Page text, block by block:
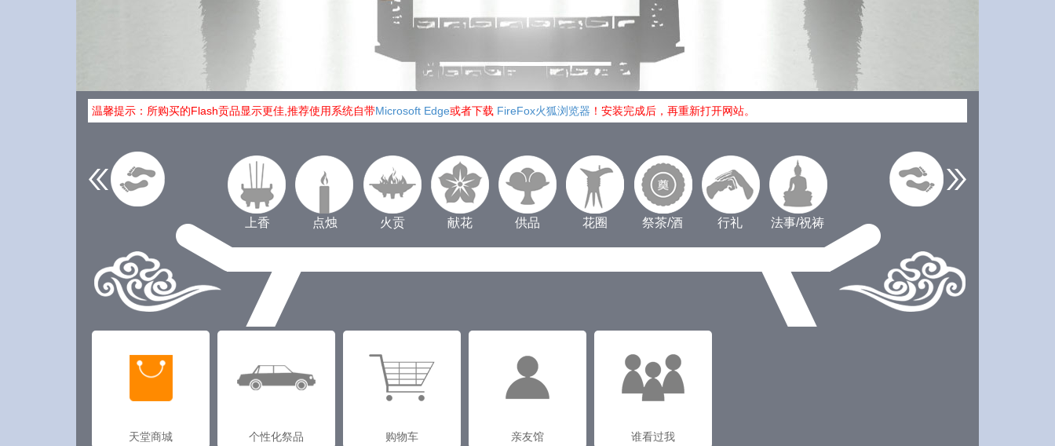
温馨提示：所购买的Flash贡品显示更佳,推荐使用系统自带Microsoft Edge或者下载 FireFox火狐浏览器 ！安装完成后，再重新打开网站。
上香 点烛 火贡 献花 供品 花圈 祭茶/酒 行礼 法事/祝祷
天堂商城 个性化祭品 购物车 亲友馆 谁看过我